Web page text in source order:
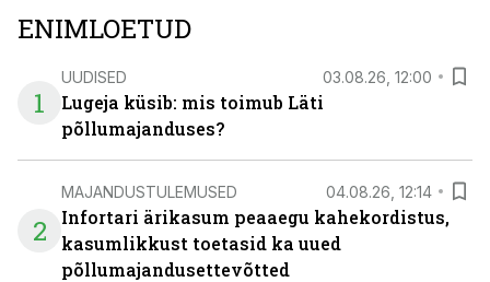
ENIMLOETUD
1
UUDISED 03.08.26, 12:00
Lugeja küsib: mis toimub Läti
põllumajanduses?
2
MAJANDUSTULEMUSED 04.08.26, 12:14
Infortari ärikasum peaaegu kahekordistus,
kasumlikkust toetasid ka uued
põllumajandusettevõtted